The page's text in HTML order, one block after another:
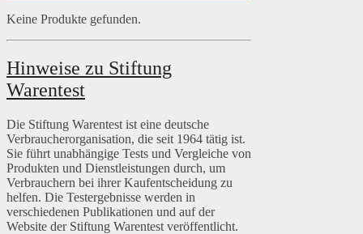
Keine Produkte gefunden.
Hinweise zu Stiftung
Warentest
Die Stiftung Warentest ist eine deutsche
Verbraucherorganisation, die seit 1964 tätig ist.
Sie führt unabhängige Tests und Vergleiche von
Produkten und Dienstleistungen durch, um
Verbrauchern bei ihrer Kaufentscheidung zu
helfen. Die Testergebnisse werden in
verschiedenen Publikationen und auf der
Website der Stiftung Warentest veröffentlicht.